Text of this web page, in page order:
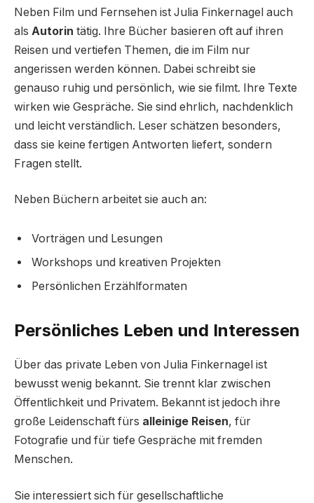
Neben Film und Fernsehen ist Julia Finkernagel auch
als Autorin tätig. Ihre Bücher basieren oft auf ihren
Reisen und vertiefen Themen, die im Film nur
angerissen werden können. Dabei schreibt sie
genauso ruhig und persönlich, wie sie filmt. Ihre Texte
wirken wie Gespräche. Sie sind ehrlich, nachdenklich
und leicht verständlich. Leser schätzen besonders,
dass sie keine fertigen Antworten liefert, sondern
Fragen stellt.
Neben Büchern arbeitet sie auch an:
Vorträgen und Lesungen
Workshops und kreativen Projekten
Persönlichen Erzählformaten
Persönliches Leben und Interessen
Über das private Leben von Julia Finkernagel ist
bewusst wenig bekannt. Sie trennt klar zwischen
Öffentlichkeit und Privatem. Bekannt ist jedoch ihre
große Leidenschaft fürs alleinige Reisen, für
Fotografie und für tiefe Gespräche mit fremden
Menschen.
Sie interessiert sich für gesellschaftliche